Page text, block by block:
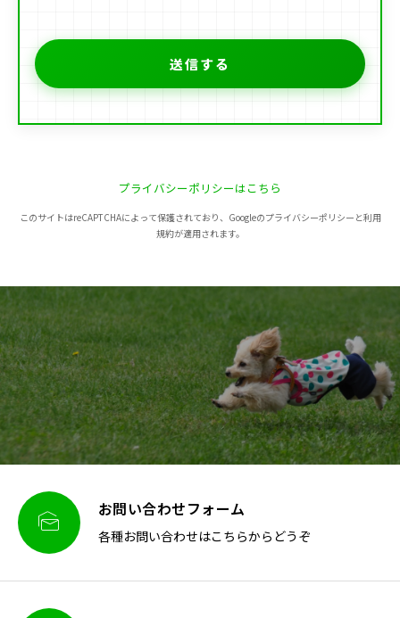
プライバシーポリシーはこちら
このサイトはreCAPTCHAによって保護されており、Googleのプライバシーポリシーと利用
規約が適用されます。
 お問い合わせフォーム
各種お問い合わせはこちらからどうぞ